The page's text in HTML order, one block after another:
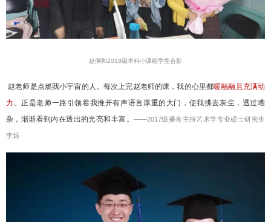
赵俐和2018级本科小课组学生合影
赵老师是点燃我小宇宙的人。每次上完赵老师的课，我的心里都暖融融且充满动
力 。正是老师一路引领着我推开有声语言厚重的大门，使我拂去灰尘，透过嘈
杂，渐渐看到内在透出的光亮和丰富。 ——2017级播音主持艺术学专业硕士研究生
李烁